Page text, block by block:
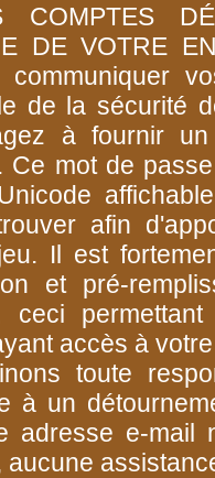
COMPTES
DE VOTRE
de la sécurité
à fournir
Ce mot de
afin
Il est
et pré-
ceci
accès à
toute
à un
adresse e-mail
aucune